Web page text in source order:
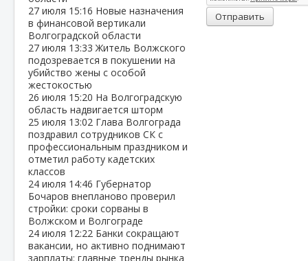
27 июля 15:16 Новые назначения
в финансовой вертикали
Волгоградской области
27 июля 13:33Житель Волжского
подозревается в покушении на
убийство жены с особой
жестокостью
26 июля 15:20 На Волгоградскую
область надвигается шторм
25 июля 13:02 Глава Волгограда
поздравил сотрудников СК с
профессиональным праздником и
отметил работу кадетских
классов
24 июля 14:46 Губернатор
Бочаров внепланово проверил
стройки: сроки сорваны в
Волжском и Волгограде
24 июля 12:22 Банки сокращают
вакансии, но активно поднимают
зарплаты: главные тренды рынка
Отправить